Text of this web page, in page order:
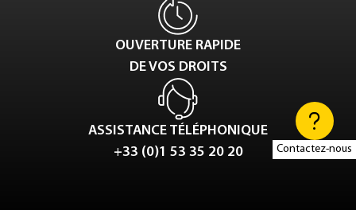
Contactez-nous
OUVERTURE RAPIDE
DE VOS DROITS
ASSISTANCE TÉLÉPHONIQUE
+33 (0)1 53 35 20 20